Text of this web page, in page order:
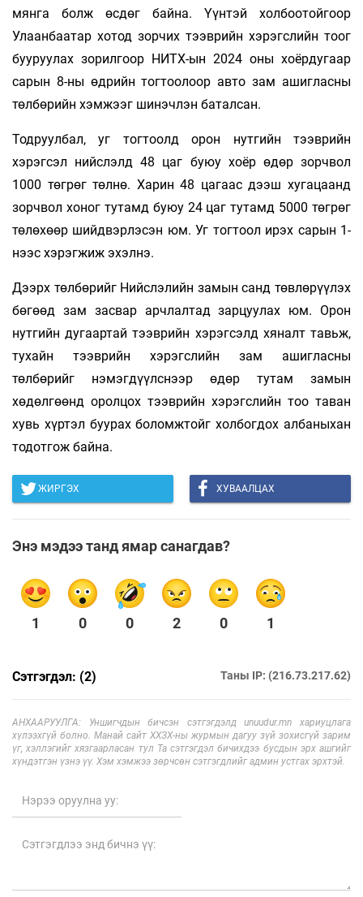
мянга болж өсдөг байна. Үүнтэй холбоотойгоор
Улаанбаатар хотод зорчих тээврийн хэрэгслийн тоог
бууруулах зорилгоор НИТХ-ын 2024 оны хоёрдугаар
сарын 8-ны өдрийн тогтоолоор авто зам ашигласны
төлбөрийн хэмжээг шинэчлэн баталсан.
Тодруулбал, уг тогтоолд орон нутгийн тээврийн
хэрэгсэл нийслэлд 48 цаг буюу хоёр өдөр зорчвол
1000 төгрөг төлнө. Харин 48 цагаас дээш хугацаанд
зорчвол хоног тутамд буюу 24 цаг тутамд 5000 төгрөг
төлөхөөр шийдвэрлэсэн юм. Уг тогтоол ирэх сарын 1-
нээс хэрэгжиж эхэлнэ.
Дээрх төлбөрийг Нийслэлийн замын санд төвлөрүүлэх
бөгөөд зам засвар арчлалтад зарцуулах юм. Орон
нутгийн дугаартай тээврийн хэрэгсэлд хяналт тавьж,
тухайн тээврийн хэрэгслийн зам ашигласны
төлбөрийг нэмэгдүүлснээр өдөр тутам замын
хөдөлгөөнд оролцох тээврийн хэрэгслийн тоо таван
хувь хүртэл буурах боломжтойг холбогдох албаныхан
тодотгож байна.
ЖИРГЭХ ХУВААЛЦАХ
Энэ мэдээ танд ямар санагдав?
1 0 0 2 0 1
Сэтгэгдэл: (2) Таны IP: (216.73.217.62)
АНХААРУУЛГА: Уншигчдын бичсэн сэтгэгдэлд unuudur.mn хариуцлага
хүлээхгүй болно. Манай сайт ХХЗХ-ны журмын дагуу зүй зохисгүй зарим
үг, хэллэгийг хязгаарласан тул Та сэтгэгдэл бичихдээ бусдын эрх ашгийг
хүндэтгэн үзнэ үү. Хэм хэмжээ зөрчсөн сэтгэгдлийг админ устгах эрхтэй.